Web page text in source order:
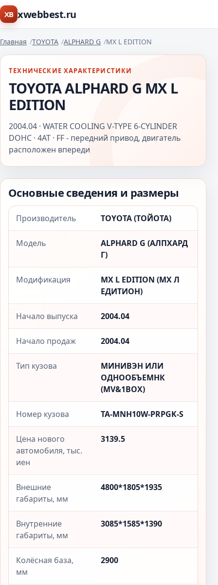
XB xwebbest.ru
Главная TOYOTA ALPHARD G MX L EDITION
ТЕХНИЧЕСКИЕ ХАРАКТЕРИСТИКИ
TOYOTA ALPHARD G MX L
EDITION
2004.04 · WATER COOLING V-TYPE 6-CYLINDER
DOHC · 4AT · FF - передний привод, двигатель
расположен впереди
Основные сведения и размеры
Производитель TOYOTA (ТОЙОТА)
Модель
ALPHARD G (АЛПХАРД
Г)
Модификация
MX L EDITION (МX Л
ЕДИТИОН)
Начало выпуска 2004.04
Начало продаж 2004.04
Тип кузова
МИНИВЭН ИЛИ
ОДНООБЪЕМНК
(MV&1BOX)
Номер кузова TA-MNH10W-PRPGK-S
Цена нового
автомобиля, тыс.
иен
3139.5
Внешние
габариты, мм
4800*1805*1935
Внутренние
габариты, мм
3085*1585*1390
Колёсная база,
мм
2900